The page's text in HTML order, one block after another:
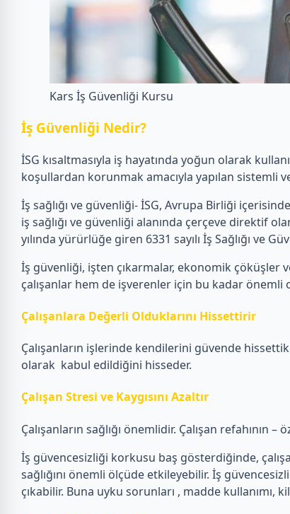
Kars İş Güvenliği Kursu
İş Güvenliği Nedir?
İSG kısaltmasıyla iş hayatında yoğun olarak
koşullardan korunmak amacıyla yapılan sistemli
İş sağlığı ve güvenliği- İSG, Avrupa Birliği içerisinde
iş sağlığı ve güvenliği alanında çerçeve direktif
yılında yürürlüğe giren 6331 sayılı İş Sağlığı ve
İş güvenliği, işten çıkarmalar, ekonomik
çalışanlar hem de işverenler için bu kadar önemli
Çalışanlara Değerli Olduklarını Hissettirir
Çalışanların işlerinde kendilerini güvende
olarak kabul edildiğini hisseder.
Çalışan Stresi ve Kaygısını Azaltır
Çalışanların sağlığı önemlidir. Çalışan
İş güvencesizliği korkusu baş gösterdiğinde,
sağlığını önemli ölçüde etkileyebilir. İş
çıkabilir. Buna uyku sorunları , madde kullanımı,